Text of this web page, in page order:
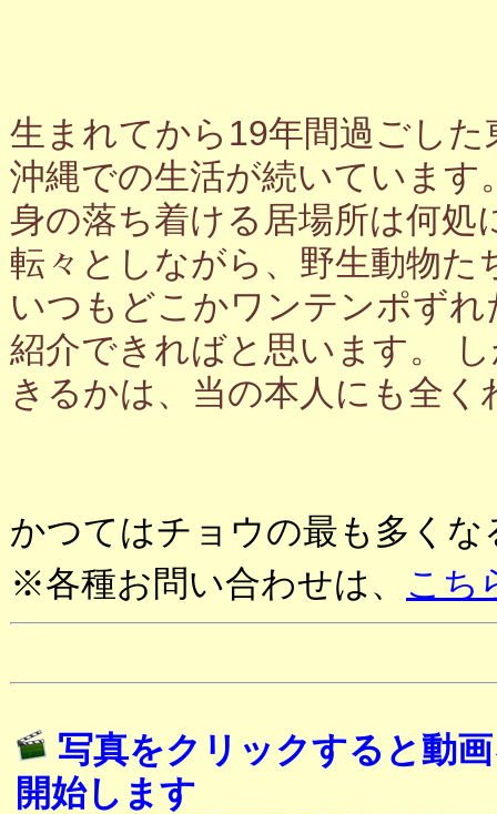
生まれてから19年間過ごし
沖縄での生活が続いていま
身の落ち着ける居場所は何
転々としながら、野生動物
いつもどこかワンテンポず
紹介できればと思います。
きるかは、当の本人にも全く
かつてはチョウの最も多く
※各種お問い合わせは、 こち
写真をクリックすると動
開始します